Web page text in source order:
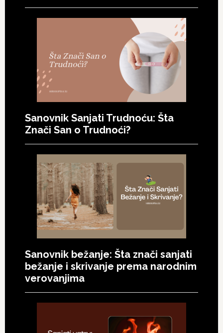
Sanovnik Sanjati Trudnoću: Šta
Znači San o Trudnoći?
Sanovnik bežanje: Šta znači sanjati
bežanje i skrivanje prema narodnim
verovanjima